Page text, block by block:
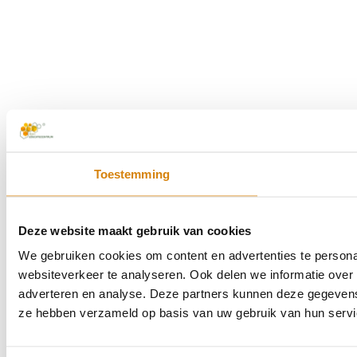
Toestemming
Deze website maakt gebruik van cookies
We gebruiken cookies om content en advertenties te
websiteverkeer te analyseren. Ook delen we informatie
adverteren en analyse. Deze partners kunnen deze
ze hebben verzameld op basis van uw gebruik van hun